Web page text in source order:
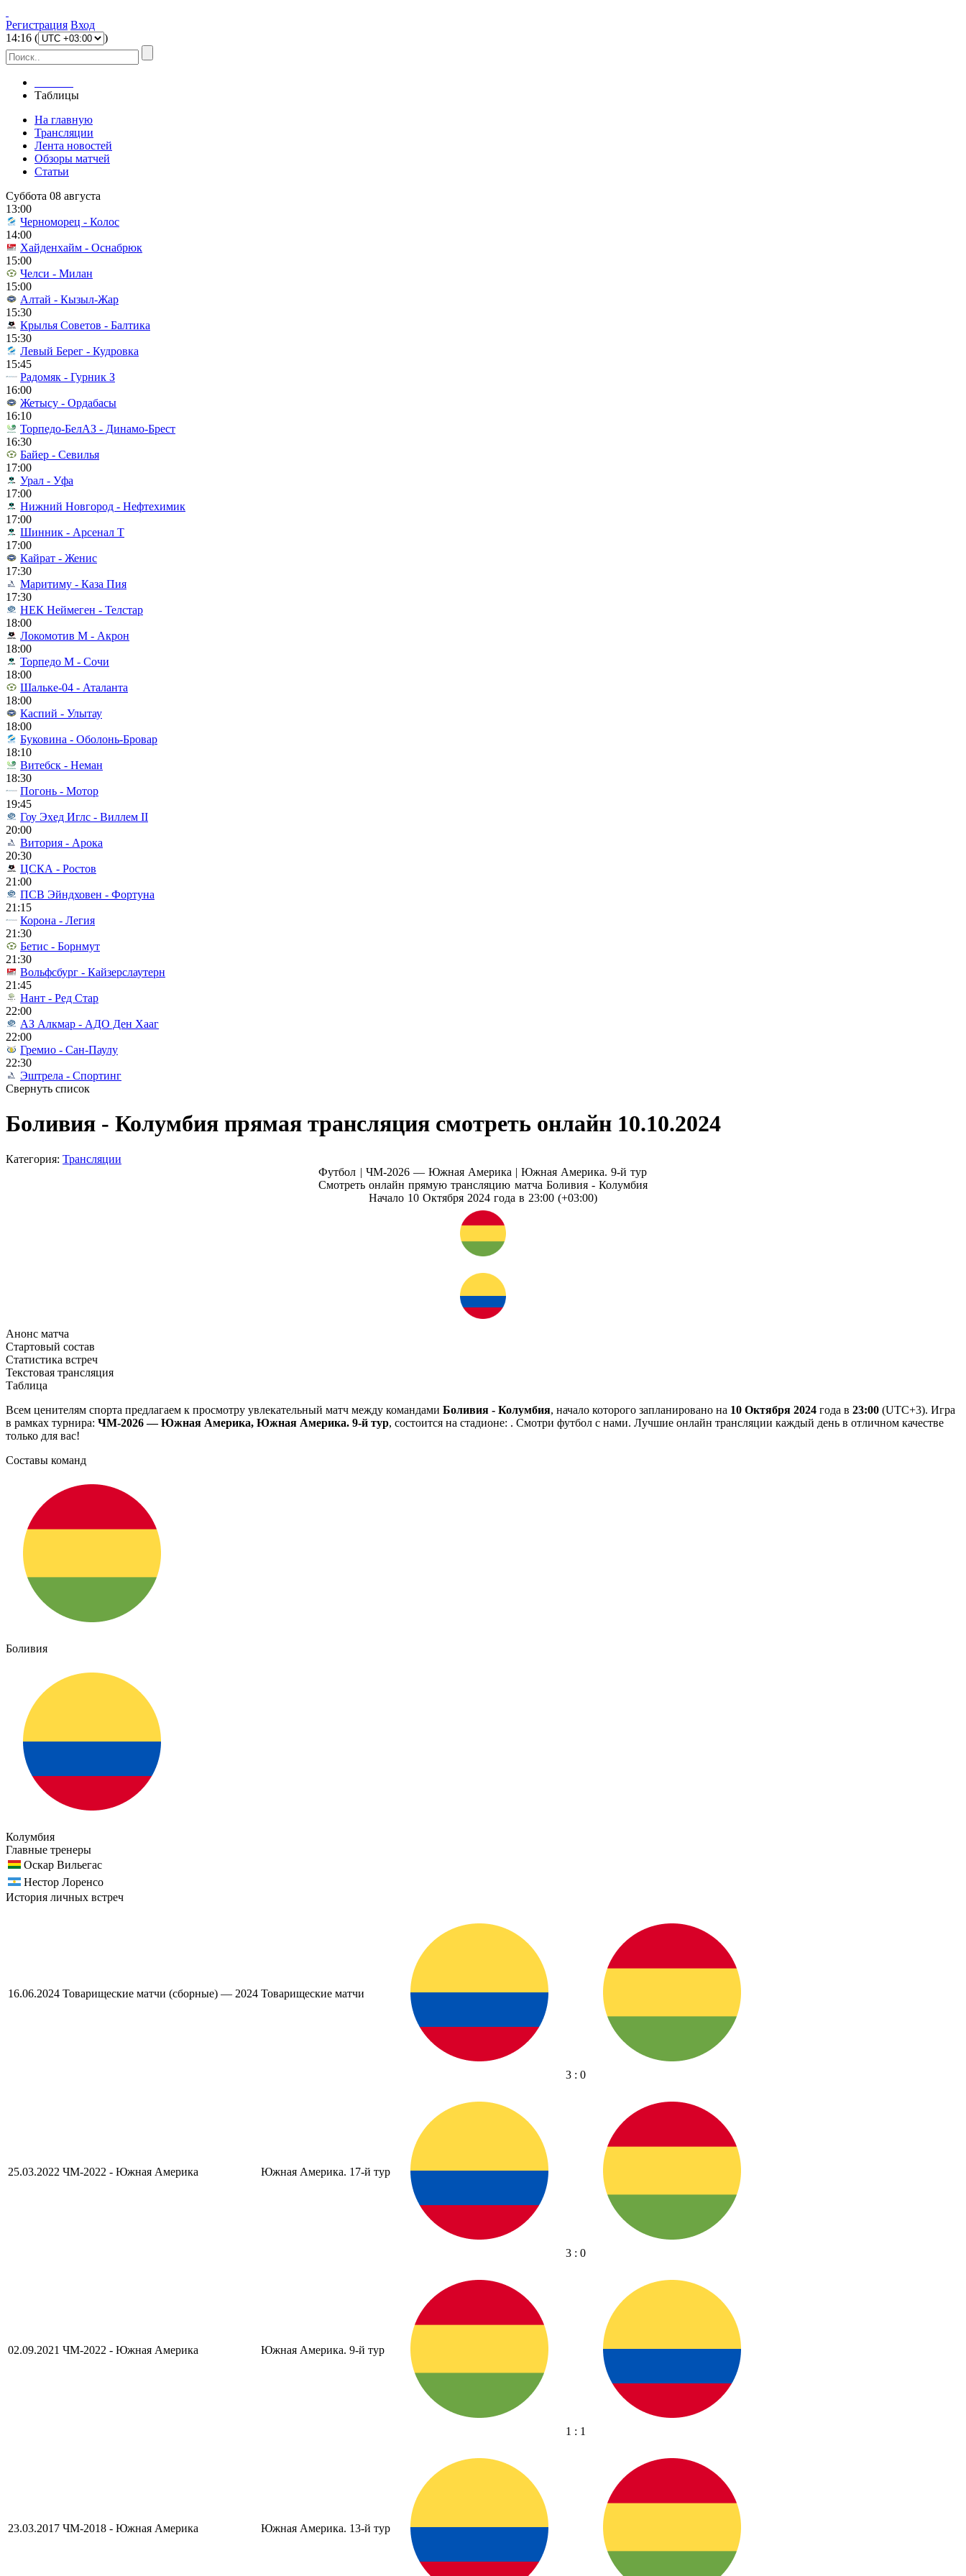
Регистрация Вход
14:16 ( )
Таблицы
На главную
Трансляции
Лента новостей
Обзоры матчей
Статьи
Суббота 08 августа
13:00
Черноморец - Колос
14:00
Хайденхайм - Оснабрюк
15:00
Челси - Милан
15:00
Алтай - Кызыл-Жар
15:30
Крылья Советов - Балтика
15:30
Левый Берег - Кудровка
15:45
Радомяк - Гурник З
16:00
Жетысу - Ордабасы
16:10
Торпедо-БелАЗ - Динамо-Брест
16:30
Байер - Севилья
17:00
Урал - Уфа
17:00
Нижний Новгород - Нефтехимик
17:00
Шинник - Арсенал Т
17:00
Кайрат - Женис
17:30
Маритиму - Каза Пия
17:30
НЕК Неймеген - Телстар
18:00
Локомотив М - Акрон
18:00
Торпедо М - Сочи
18:00
Шальке-04 - Аталанта
18:00
Каспий - Улытау
18:00
Буковина - Оболонь-Бровар
18:10
Витебск - Неман
18:30
Погонь - Мотор
19:45
Гоу Эхед Иглс - Виллем II
20:00
Витория - Арока
20:30
ЦСКА - Ростов
21:00
ПСВ Эйндховен - Фортуна
21:15
Корона - Легия
21:30
Бетис - Борнмут
21:30
Вольфсбург - Кайзерслаутерн
21:45
Нант - Ред Стар
22:00
АЗ Алкмар - АДО Ден Хааг
22:00
Гремио - Сан-Паулу
22:30
Эштрела - Спортинг
Свернуть список
Боливия - Колумбия прямая трансляция смотреть онлайн 10.10.2024
Категория: Трансляции
Футбол | ЧМ-2026 — Южная Америка |Южная Америка. 9-й тур
Смотреть онлайн прямую трансляцию матча Боливия - Колумбия
Начало 10 Октября 2024 года в 23:00 (+03:00)
Анонс матча
Стартовый состав
Статистика встреч
Текстовая трансляция
Таблица
Всем ценителям спорта предлагаем к просмотру увлекательный матч между командами Боливия - Колумбия, начало которого запланировано на 10 Октября 2024 года в 23:00 (UTC+3). Игра
в рамках турнира: ЧМ-2026 — Южная Америка, Южная Америка. 9-й тур, состоится на стадионе: . Смотри футбол с нами. Лучшие онлайн трансляции каждый день в отличном качестве
только для вас!
Составы команд
Боливия
Колумбия
Главные тренеры
Оскар Вильегас
Нестор Лоренсо
История личных встреч
16.06.2024 Товарищеские матчи (сборные) — 2024 Товарищеские матчи
3 : 0
25.03.2022 ЧМ-2022 - Южная Америка Южная Америка. 17-й тур
3 : 0
02.09.2021 ЧМ-2022 - Южная Америка Южная Америка. 9-й тур
1 : 1
23.03.2017 ЧМ-2018 - Южная Америка Южная Америка. 13-й тур